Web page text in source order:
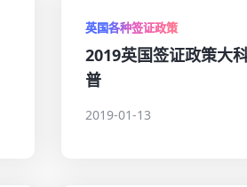
英国各种签证政策
2019英国签证政策大
普
2019-01-13